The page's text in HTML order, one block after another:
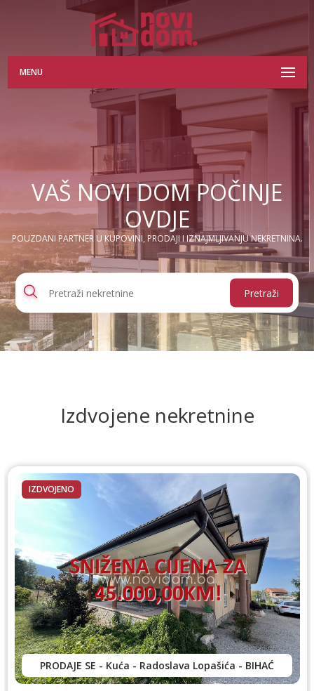
MENU
VAŠ NOVI DOM POČINJE
OVDJE
POUZDANI PARTNER U KUPOVINI, PRODAJI I IZNAJMLJIVANJU NEKRETNINA.
Pretraži
Izdvojene nekretnine
IZDVOJENO
PRODAJE SE - Kuća - Radoslava Lopašića - BIHAĆ